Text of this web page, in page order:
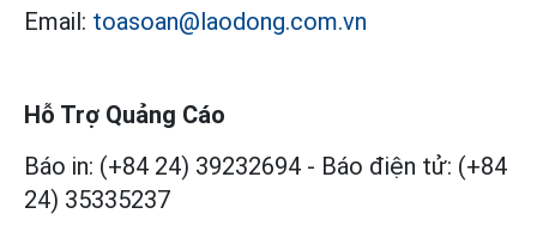
Email: toasoan@laodong.com.vn
Hỗ Trợ Quảng Cáo
Báo in: (+84 24) 39232694 - Báo điện tử: (+84
24) 35335237